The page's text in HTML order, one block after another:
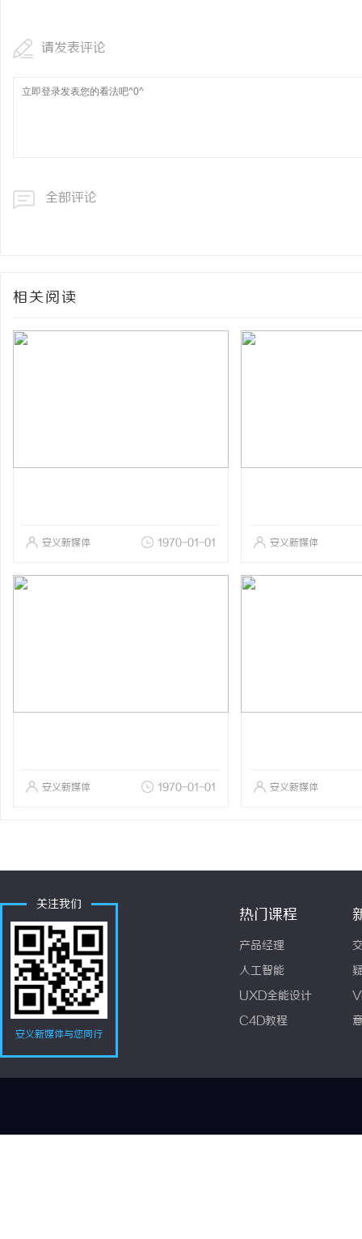
请发表评论
全部评论
相关阅读
安义新媒体 1970-01-01 安义新媒体
安义新媒体 1970-01-01 安义新媒体
关注我们
安义新媒体与您同行
热门课程
产品经理
人工智能
UXD全能设计
C4D教程